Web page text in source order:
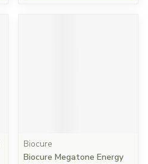
Biocure
Biocure Megatone Energy